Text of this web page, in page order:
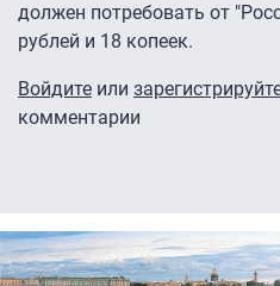
должен потребовать от
рублей и 18 копеек.
Войдите или
комментарии